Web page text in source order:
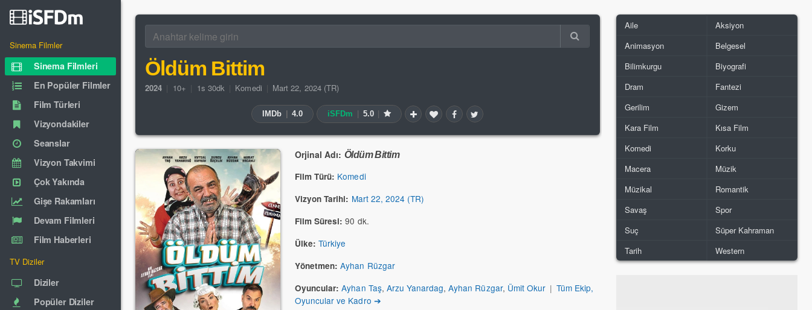
Sinema Filmler
Sinema Filmleri
En Popüler Filmler
Film Türleri
Vizyondakiler
Seanslar
Vizyon Takvimi
Çok Yakında
Gişe Rakamları
Devam Filmleri
Film Haberleri
TV Diziler
Diziler
Popüler Diziler
Öldüm Bittim
2024 10+ 1s 30dk Komedi Mart 22, 2024 (TR)
IMDb 4.0 iSFDm 5.0
Orjinal Adı: Öldüm Bittim
Film Türü: Komedi
Vizyon Tarihi: Mart 22, 2024 (TR)
Film Süresi: 90 dk.
Ülke: Türkiye
Yönetmen: Ayhan Rüzgar
Oyuncular: Ayhan Taş, Arzu Yanardag,Ayhan Rüzgar, Ümit Okur | Tüm Ekip,
Oyuncular ve Kadro ➔
Aile
Aksiyon
Animasyon
Belgesel
Bilimkurgu
Biyografi
Dram
Fantezi
Gerilim
Gizem
Kara Film
Kısa Film
Komedi
Korku
Macera
Müzik
Müzikal
Romantik
Savaş
Spor
Suç
Süper Kahraman
Tarih
Western